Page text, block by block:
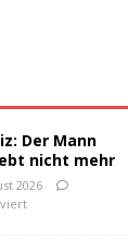
Der Mann
nicht mehr
2026